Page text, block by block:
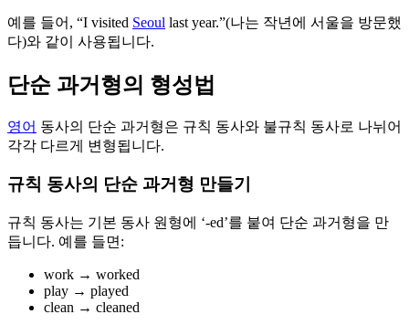
예를 들어, “I visited Seoul last year.”(나는 작년에 서울을 방문했
다)와 같이 사용됩니다.
단순 과거형의 형성법
영어 동사의 단순 과거형은 규칙 동사와 불규칙 동사로 나뉘어
각각 다르게 변형됩니다.
규칙 동사의 단순 과거형 만들기
규칙 동사는 기본 동사 원형에 ‘-ed’를 붙여 단순 과거형을 만
듭니다. 예를 들면:
work → worked
play → played
clean → cleaned